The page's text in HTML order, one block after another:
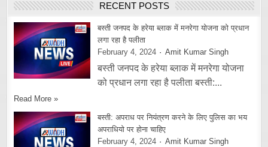
RECENT POSTS
बस्ती जनपद के हरेया ब्लाक में मनरेगा योजना को प्रधान
लगा रहा है पलीता
February 4, 2024
Amit Kumar Singh
बस्ती जनपद के हरेया ब्लाक में मनरेगा योजना
को प्रधान लगा रहा है पलीता बस्ती:...
Read More »
बस्ती: अपराध पर नियंत्रण करने के लिए पुलिस का भय
अपराधियो पर होना चाहिए
February 4, 2024
Amit Kumar Singh